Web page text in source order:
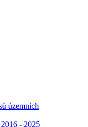
územních
- 2025